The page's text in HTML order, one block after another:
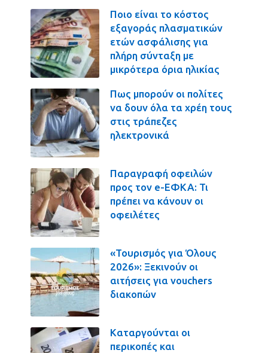
Ποιο είναι το κόστος
εξαγοράς πλασματικών
ετών ασφάλισης για
πλήρη σύνταξη με
μικρότερα όρια ηλικίας
Πως μπορούν οι πολίτες
να δουν όλα τα χρέη τους
στις τράπεζες
ηλεκτρονικά
Παραγραφή οφειλών
προς τον e-ΕΦΚΑ: Τι
πρέπει να κάνουν οι
οφειλέτες
«Τουρισμός για Όλους
2026»: Ξεκινούν οι
αιτήσεις για vouchers
διακοπών
Καταργούνται οι
περικοπές και